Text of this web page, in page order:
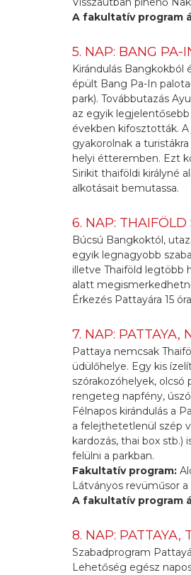
A fakultatív program
5. NAP: BANG PA-
Kirándulás Bangkokból
épült Bang Pa-In
park). Továbbutazás
az egyik
években kifosztották.
gyakorolnak a
helyi étteremben. Ezt
Sirikit thaiföldi királyné
alkotásait bemutassa.
6. NAP: THAIFÖLD
Búcsú Bangkoktól,
egyik legnagyobb
illetve Thaiföld legtöbb
alatt
Érkezés Pattayára 15
7. NAP: PATTAYA,
Pattaya nemcsak
üdülőhelye. Egy kis
szórakozóhelyek,
rengeteg napfény,
Félnapos kirándulás a
a felejthetetlenül szép
kardozás, thai box
felülni a parkban.
Fakultatív program:
Látványos revüműsor
A fakultatív program
8. NAP: PATTAYA,
Szabadprogram
Lehetőség egész